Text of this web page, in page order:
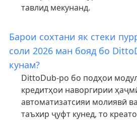
тавлид мекунанд.
Барои сохтани як стеки
соли 2026 ман бояд бо
кунам?
DittoDub-ро бо подҳои
кредитҳои наворгирии
автоматизатсияи молиявӣ
таъхир ҷуфт кунед, то